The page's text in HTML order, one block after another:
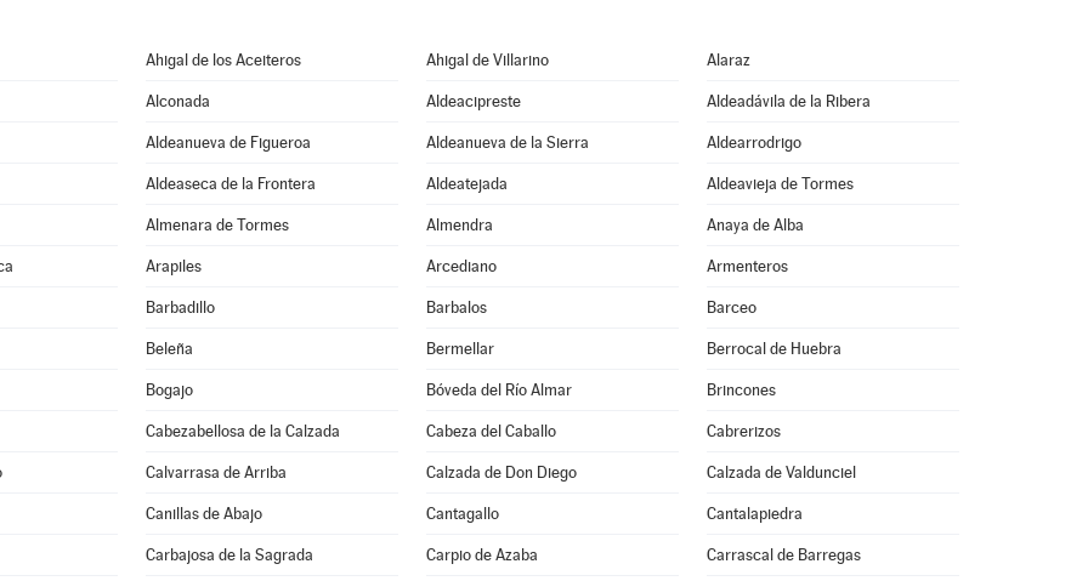
Ahigal de los Aceiteros Ahigal de Villarino Alaraz
Alconada Aldeacipreste Aldeadávila de la Ribera
Aldeanueva de Figueroa Aldeanueva de la Sierra Aldearrodrigo
Aldeaseca de la Frontera Aldeatejada Aldeavieja de Tormes
Almenara de Tormes Almendra Anaya de Alba
Arapiles Arcediano Armenteros
Barbadillo Barbalos Barceo
Beleña Bermellar Berrocal de Huebra
Bogajo Bóveda del Río Almar Brincones
Cabezabellosa de la Calzada Cabeza del Caballo Cabrerizos
Calvarrasa de Arriba Calzada de Don Diego Calzada de Valdunciel
Canillas de Abajo Cantagallo Cantalapiedra
Carbajosa de la Sagrada Carpio de Azaba Carrascal de Barregas